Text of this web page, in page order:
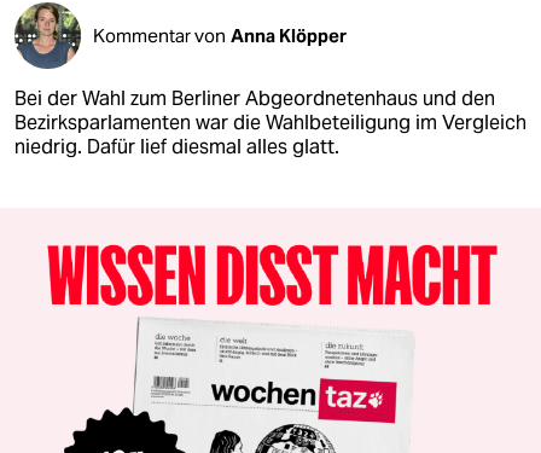
Kommentar von Anna Klöpper
Bei der Wahl zum Berliner Abgeordnetenhaus und den
Bezirksparlamenten war die Wahlbeteiligung im Vergleich
niedrig. Dafür lief diesmal alles glatt.